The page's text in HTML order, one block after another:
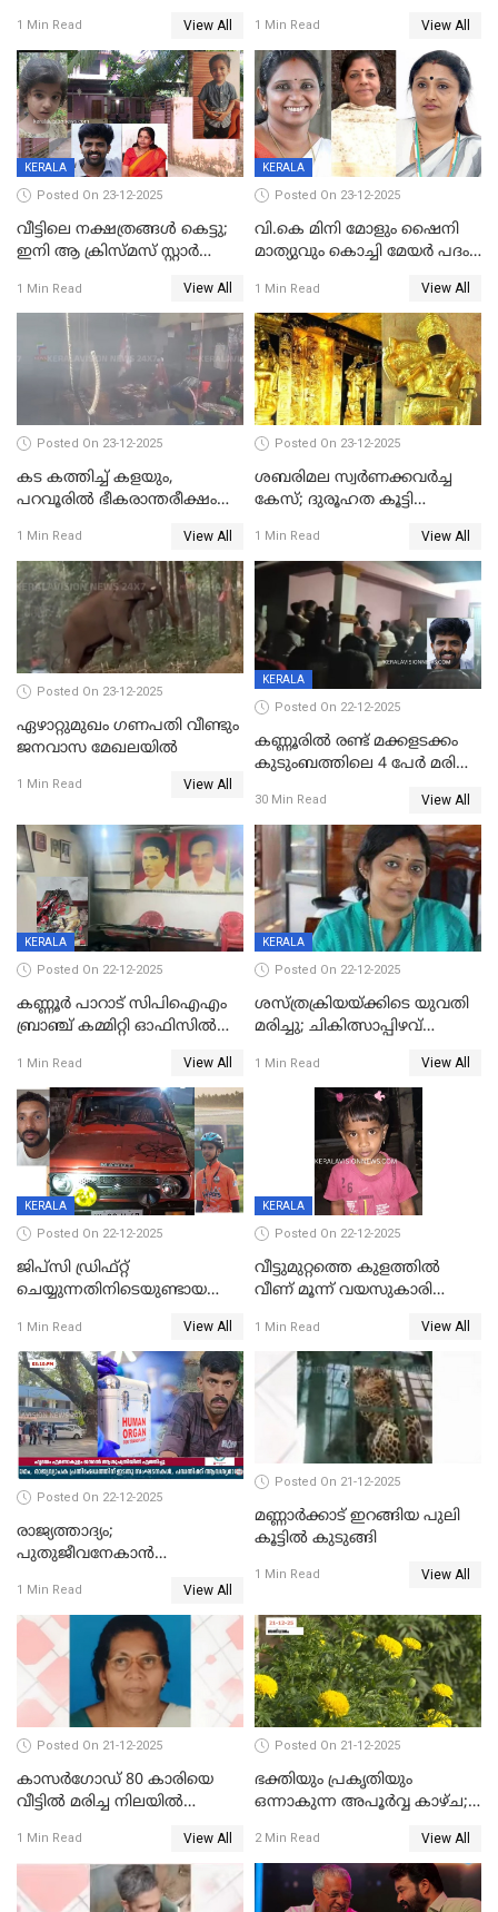
നടപടി;സ്ഥാപനങ്ങൾക്കെതിരെ
രണ്ട് കേസുകൾ
1 Min Read View All
മരണത്തിന് കീഴടങ്ങി
1 Min Read View All
KERALA
Posted On 23-12-2025
വീട്ടിലെ നക്ഷത്രങ്ങൾ കെട്ടു;
ഇനി ആ ക്രിസ്മസ് സ്റ്റാർ
വേണ്ടിയുള്ള
പിടിവലിക്കിടയിൽ
അപ്പൂപ്പനെതിരെ പോക്സോ
കേസ് ഒടുവിൽ 4 ജീവനുകൾ
പൊലിഞ്ഞു
1 Min Read View All
KERALA
Posted On 23-12-2025
വി.കെ മിനി മോളും ഷൈനി
മാത്യുവും കൊച്ചി മേയർ പദം
മേയറാകില്ല
1 Min Read View All
Posted On 23-12-2025
കട കത്തിച്ച് കളയും,
പറവൂരില്‍ ഭീകരാന്തരീക്ഷം
1 Min Read View All
Posted On 23-12-2025
ശബരിമല സ്വര്‍ണക്കവര്‍ച്ച
കേസ്; ദുരൂഹത കൂട്ടി
1 Min Read View All
Posted On 23-12-2025
ഏഴാറ്റുമുഖം ഗണപതി വീണ്ടും
ജനവാസ മേഖലയിൽ
1 Min Read View All
KERALA
Posted On 22-12-2025
കണ്ണൂരിൽ രണ്ട് മക്കളടക്കം
കുടുംബത്തിലെ 4 പേർ മരിച്ച
30 Min Read View All
KERALA
Posted On 22-12-2025
കണ്ണൂർ പാറാട് സിപിഐഎം
ബ്രാഞ്ച് കമ്മിറ്റി ഓഫിസിൽ
ചിത്രങ്ങളടക്കം കത്തിയ
നിലയിൽ
1 Min Read View All
KERALA
Posted On 22-12-2025
ശസ്ത്രക്രിയയ്‌ക്കിടെ യുവതി
മരിച്ചു; ചികിത്സാപ്പിഴവ്
സംഭവം മാവേലിക്കരയിൽ
1 Min Read View All
KERALA
Posted On 22-12-2025
ജിപ്സി ഡ്രിഫ്റ്റ്
ചെയ്യുന്നതിനിടെയുണ്ടായ
ദാരുണാന്ത്യം; ജീപ്സി
ഓടിച്ചയാൾ അറസ്റ്റിൽ.
1 Min Read View All
KERALA
Posted On 22-12-2025
വീട്ടുമുറ്റത്തെ കുളത്തിൽ
വീണ് മൂന്ന് വയസുകാരി
1 Min Read View All
Posted On 22-12-2025
രാജ്യത്താദ്യം;
പുതുജീവനേകാൻ
എറണാകുളം സർക്കാർ
ജനറൽ
ആശുപത്രിയിലെത്തിച്ചു
1 Min Read View All
Posted On 21-12-2025
മണ്ണാർക്കാട് ഇറങ്ങിയ പുലി
കൂട്ടിൽ കുടുങ്ങി
1 Min Read View All
Posted On 21-12-2025
കാസർഗോഡ് 80 കാരിയെ
വീട്ടിൽ മരിച്ച നിലയിൽ
1 Min Read View All
Posted On 21-12-2025
ഭക്തിയും പ്രകൃതിയും
ഒന്നാകുന്ന അപൂര്‍വ്വ കാഴ്ച;
കാഴ്ചാനുഭവമൊരുക്കി
ശബരീ നന്ദനം
2 Min Read View All